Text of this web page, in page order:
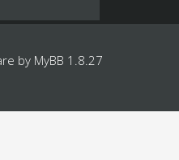
by MyBB 1.8.27